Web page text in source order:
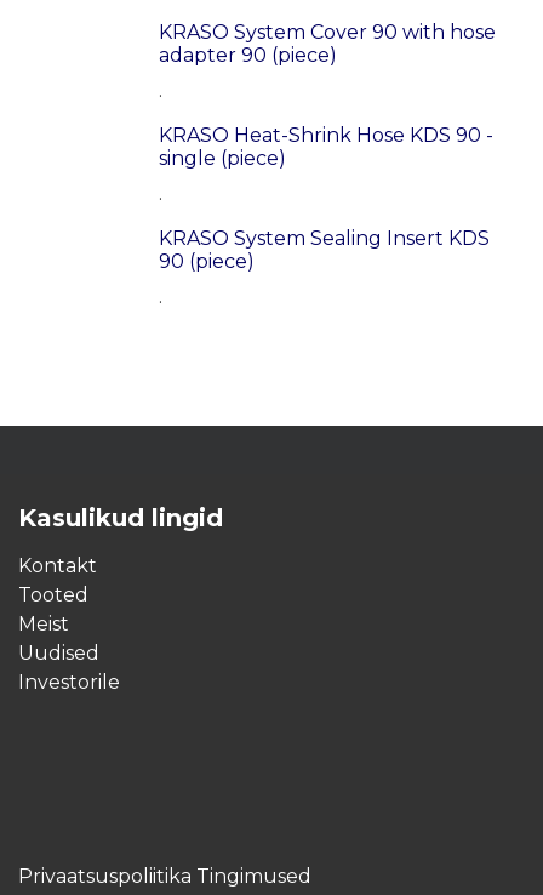
KRASO System Cover 90 with hose
adapter 90 (piece)
.
KRASO Heat-Shrink Hose KDS 90 -
single (piece)
.
KRASO System Sealing Insert KDS
90 (piece)
.
Kasulikud lingid
Kontakt
Tooted
Meist
Uudised
Investorile
Privaatsuspoliitika Tingimused